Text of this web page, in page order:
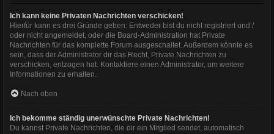
Ich kann keine Privaten Nachrichten verschicken!
Hierfür kann es drei Gründe geben: Entweder bist du nicht registriert und /
oder nicht angemeldet, oder die Board-Administration hat Private
Nachrichten für das komplette Forum ausgeschaltet. Außerdem könnte es
sein, dass der Administrator dir das Recht, Private Nachrichten zu
verschicken, entzogen hat. Kontaktiere einen Administrator, um weitere
Informationen zu erhalten.
Nach oben
Ich bekomme ständig unerwünschte Private Nachrichten!
Du kannst Private Nachrichten, die dir ein Mitglied sendet, automatisch